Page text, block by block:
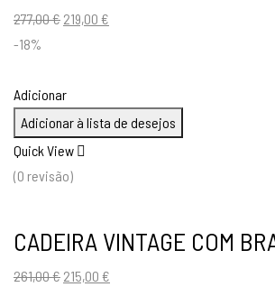
277,00€ O
era:
277,00 €.
219,00 €
219,00 €.
-18%
Adicionar
Adicionar à lista de desejos
Quick View
(0 revisão)
CADEIRA VINTAGE COM
261,00€ O
215,00 €